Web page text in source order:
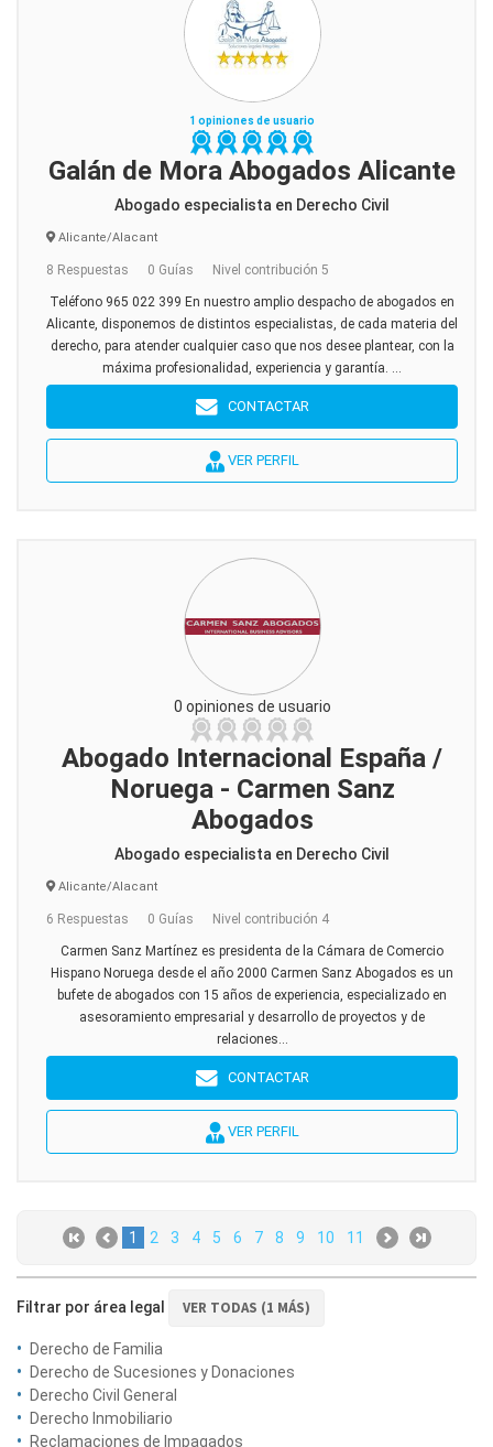
1 opiniones de usuario
Galán de Mora Abogados Alicante
Abogado especialista en Derecho Civil
Alicante/Alacant
8 Respuestas 0 Guías Nivel contribución 5
Teléfono 965 022 399 En nuestro amplio despacho de abogados en
Alicante, disponemos de distintos especialistas, de cada materia del
derecho, para atender cualquier caso que nos desee plantear, con la
máxima profesionalidad, experiencia y garantía. ...
CONTACTAR
VER PERFIL
0 opiniones de usuario
Abogado Internacional España /
Noruega - Carmen Sanz
Abogados
Abogado especialista en Derecho Civil
Alicante/Alacant
6 Respuestas 0 Guías Nivel contribución 4
Carmen Sanz Martínez es presidenta de la Cámara de Comercio
Hispano Noruega desde el año 2000 Carmen Sanz Abogados es un
bufete de abogados con 15 años de experiencia, especializado en
asesoramiento empresarial y desarrollo de proyectos y de
relaciones...
CONTACTAR
VER PERFIL
1 2 3 4 5 6 7 8 9 10 11
Filtrar por área legal VER TODAS (1 MÁS)
Derecho de Familia
Derecho de Sucesiones y Donaciones
Derecho Civil General
Derecho Inmobiliario
Reclamaciones de Impagados